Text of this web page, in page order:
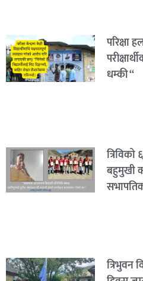
परिक्षा
धम्की “
बहुमुखी
त्रिभुवन